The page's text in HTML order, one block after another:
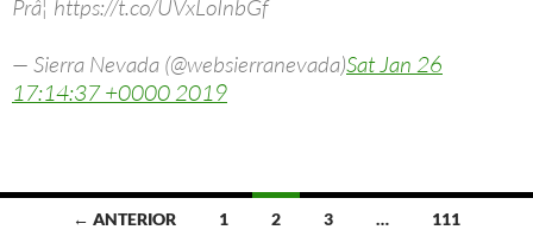
Prâ¦ https://t.co/UVxLoInbGf
— Sierra Nevada (@websierranevada)Sat Jan 26
17:14:37 +0000 2019
← ANTERIOR 1 2 3 … 111